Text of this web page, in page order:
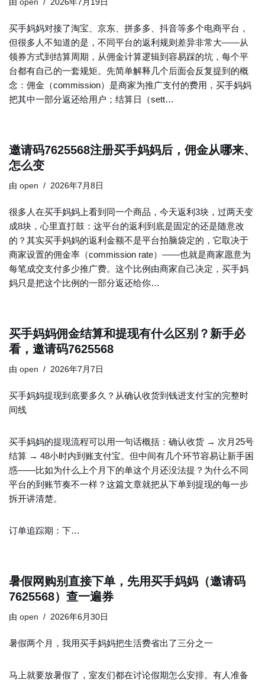
由 open 2026年7月19日
买手妈妈对接了淘宝、京东、拼多多、抖音等多个电商平台，
但很多人不知道的是，不同平台的返利规则差异非常大——从
领券方式到结算周期，从佣金计算逻辑到容易踩的坑，每个平
台都有自己的一套规矩。先简单解释几个后面会反复提到的概
念：佣金（commission）是商家为推广支付的费用，买手妈妈
把其中一部分返还给用户；结算日（sett…
邀请码7625568注册买手妈妈后，佣金从哪来、
怎么变
由 open 2026年7月8日
很多人在买手妈妈上看到同一个商品，今天返利3块，过两天变
成8块，心里直打鼓：这平台的返利到底是固定的还是随意改
的？其实买手妈妈的返利金额不是平台拍脑袋定的，它取决于
商家设置的佣金率（commission rate）——也就是商家愿意为
每笔成交支付多少推广费。这个比例由商家自己决定，买手妈
妈只是把这个比例的一部分返还给你…
买手妈妈佣金结算和提现有什么区别？新手必
看，邀请码7625568
由 open 2026年7月7日
买手妈妈提现到底要多久？从确认收货到钱进支付宝的完整时
间线
买手妈妈的提现流程可以用一句话概括：确认收货 → 次月25号
结算 → 48小时内到账支付宝。但中间有几个环节容易让新手困
惑——比如为什么上个月下的单这个月还没法提？为什么不同
平台的到账节奏不一样？这篇文章就把从下单到提现的每一步
拆开讲清楚。
订单追踪期：下…
暑假网购别直接下单，先用买手妈妈（邀请码
7625568）查一遍券
由 open 2026年6月30日
暑假两个月，我用买手妈妈把生活费省出了三分之一
马上就要放暑假了，室友们都在讨论假期怎么安排。有人准备